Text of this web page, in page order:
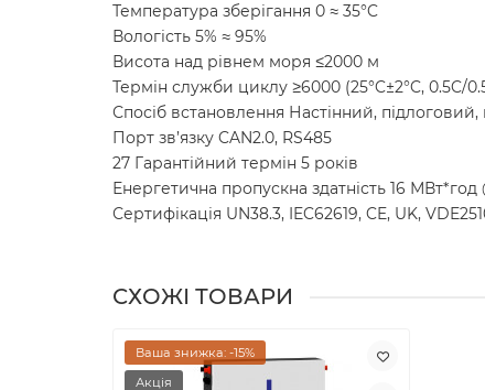
Температура зберігання 0 ≈ 35°C
Вологість 5% ≈ 95%
Висота над рівнем моря ≤2000 м
Термін служби циклу ≥6000 (25°C±2°C, 0.5C/
Спосіб встановлення Настінний,
Порт зв’язку CAN2.0, RS485
27 Гарантійний термін 5 років
Енергетична пропускна здатність 16 МВт*год
Сертифікація UN38.3, IEC62619, CE, UK,
СХОЖІ ТОВАРИ
Ваша знижка: -15%
Акція